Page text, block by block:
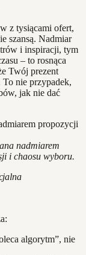
z tysiącami ofert,
szansą. Nadmiar
i inspiracji, tym
– to rosnąca
Twój prezent
nie przypadek,
jak nie dać
nadmiarem
i chaosu wyboru.
algorytm”, nie